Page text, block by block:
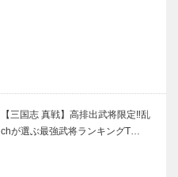
【三国志 真戦】高排出武将限定‼乱
chが選ぶ最強武将ランキングT…